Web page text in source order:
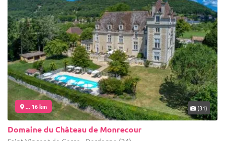
... 16 km (31)
Domaine du Château de Monrecour